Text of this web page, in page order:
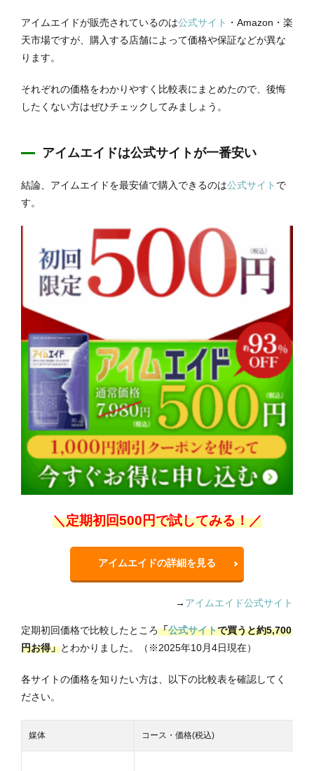
アイムエイドが販売されているのは公式サイト ・Amazon・楽
天市場ですが、購入する店舗によって価格や保証などが異な
ります。
それぞれの価格をわかりやすく比較表にまとめたので、後悔
したくない方はぜひチェックしてみましょう。
アイムエイドは公式サイトが一番安い
結論、アイムエイドを最安値で購入できるのは公式サイト で
す。
＼定期初回500円で試してみる！／
アイムエイドの詳細を見る
→ アイムエイド公式サイト
定期初回価格で比較したところ「公式サイトで買うと約5,700
円お得」とわかりました。（※2025年10月4日現在）
各サイトの価格を知りたい方は、以下の比較表を確認してく
ださい。
媒体 コース・価格(税込)